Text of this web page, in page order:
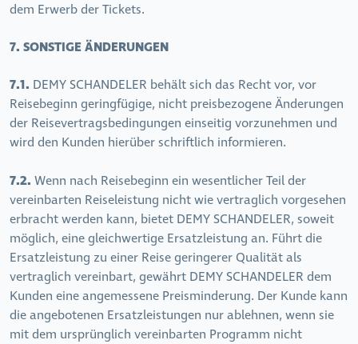
dem Erwerb der Tickets.
7. SONSTIGE ÄNDERUNGEN
7.1. DEMY SCHANDELER behält sich das Recht vor, vor
Reisebeginn geringfügige, nicht preisbezogene Änderungen
der Reisevertragsbedingungen einseitig vorzunehmen und
wird den Kunden hierüber schriftlich informieren.
7.2. Wenn nach Reisebeginn ein wesentlicher Teil der
vereinbarten Reiseleistung nicht wie vertraglich vorgesehen
erbracht werden kann, bietet DEMY SCHANDELER, soweit
möglich, eine gleichwertige Ersatzleistung an. Führt die
Ersatzleistung zu einer Reise geringerer Qualität als
vertraglich vereinbart, gewährt DEMY SCHANDELER dem
Kunden eine angemessene Preisminderung. Der Kunde kann
die angebotenen Ersatzleistungen nur ablehnen, wenn sie
mit dem ursprünglich vereinbarten Programm nicht